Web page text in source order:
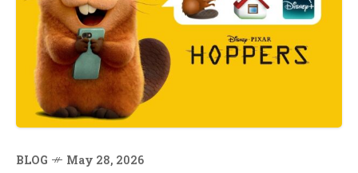
BLOG May 28, 2026